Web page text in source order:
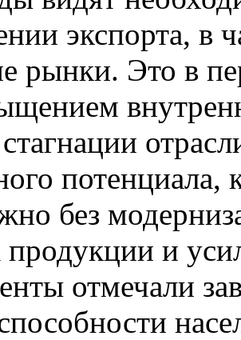
экспорта, в
рынки. Это в
потенциала,
без
продукции и
отмечали